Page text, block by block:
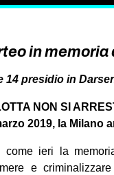
in memoria
14 presidio in
NON SI
2019, la Milano
come ieri la
e